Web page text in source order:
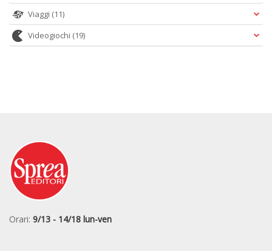
Viaggi (11)
Videogiochi (19)
Orari: 9/13 - 14/18 lun-ven